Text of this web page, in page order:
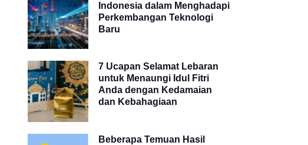
Indonesia dalam Menghadapi
Perkembangan Teknologi
Baru
7 Ucapan Selamat Lebaran
untuk Menaungi Idul Fitri
Anda dengan Kedamaian
dan Kebahagiaan
Beberapa Temuan Hasil